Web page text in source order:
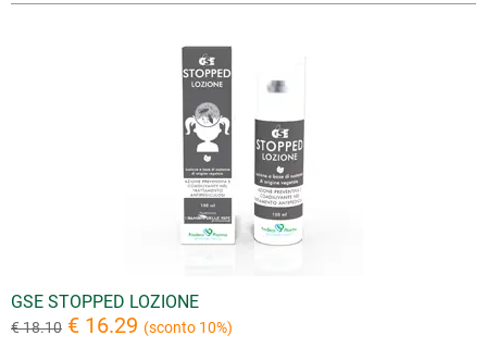
GSE STOPPED LOZIONE
€ 18.10 € 16.29 (sconto 10%)